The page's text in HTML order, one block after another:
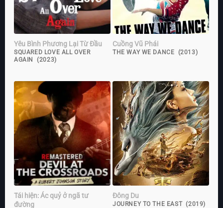
Yêu Bình Phương Lại Từ Đầu
SQUARED LOVE ALL OVER
AGAIN (2023)
Cuồng Vũ Phái
THE WAY WE DANCE (2013)
Tái hiện: Ác quỷ ở ngã tư
đường
Đông Du
JOURNEY TO THE EAST (2019)